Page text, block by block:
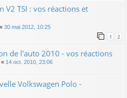
V2 TSI : vos réactions et
« 30 mai 2012, 10:25
1 2
de l'auto 2010 - vos réactions
« 14 oct. 2010, 23:06
Volkswagen Polo -